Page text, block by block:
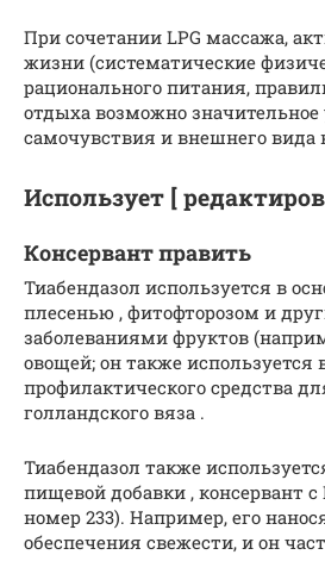
При сочетании LPG массажа,
жизни (систематические
рационального питания,
отдыха возможно
самочувствия и внешнего вида
Использует [
Консервант править
Тиабендазол используется в
плесенью , фитофторозом и
заболеваниями фруктов
овощей; он также используется
профилактического средства
голландского вяза .
Тиабендазол также
пищевой добавки , консервант
номер 233). Например, его
обеспечения свежести, и он